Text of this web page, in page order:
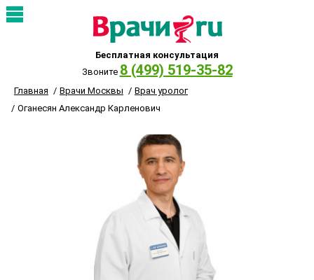
Бесплатная консультация
Звоните 8 (499) 519-35-82
Главная Врачи Москвы
Врач уролог
Оганесян Александр Карленович